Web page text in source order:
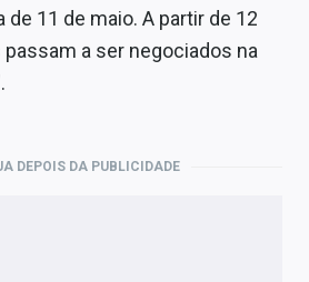
de 11 de maio. A partir de 12
passam a ser negociados na
DEPOIS DA PUBLICIDADE